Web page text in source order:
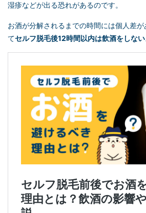
湿疹などが出る恐れがあるのです。
お酒が分解されるまでの時間には個人差
てセルフ脱毛後12時間以内は飲酒をしな